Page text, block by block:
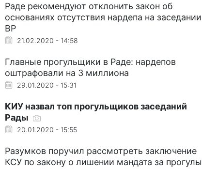
Раде рекомендуют отклонить закон об
основаниях отсутствия нардепа на заседании
ВР
21.02.2020 - 14:58
Главные прогульщики в Раде: нардепов
оштрафовали на 3 миллиона
29.01.2020 - 15:31
КИУ назвал топ прогульщиков заседаний
Рады
20.01.2020 - 15:55
Разумков поручил рассмотреть заключение
КСУ по закону о лишении мандата за прогулы